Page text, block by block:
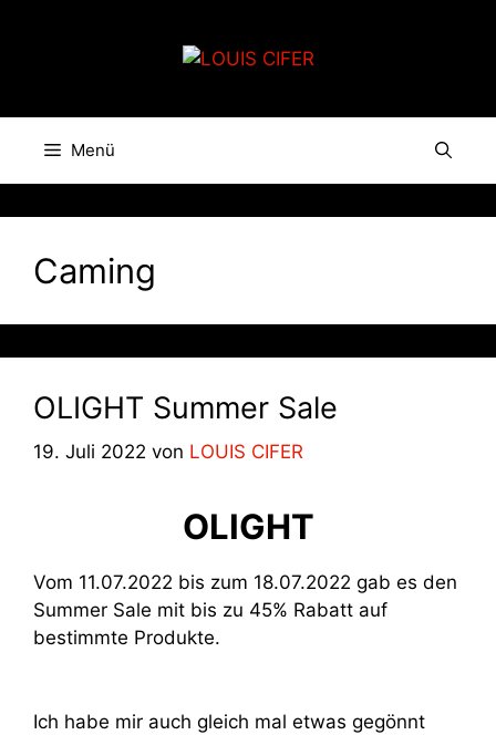
Menü
Caming
OLIGHT Summer Sale
19. Juli 2022 von LOUIS CIFER
OLIGHT
Vom 11.07.2022 bis zum 18.07.2022 gab es den
Summer Sale mit bis zu 45% Rabatt auf
bestimmte Produkte.
Ich habe mir auch gleich mal etwas gegönnt